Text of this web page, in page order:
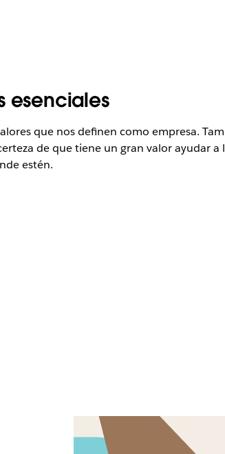
esenciales
que nos definen como empresa.
de que tiene un gran valor ayudar
estén.